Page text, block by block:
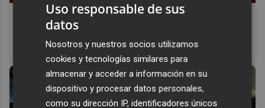
Corepunk MMORPG
Un verdadero MMORPG de la vieja escuela ¡Cómo los de
antes, pero mejor!
Uso responsable de sus
datos
Nosotros y nuestros socios utilizamos
cookies y tecnologías similares para
almacenar y acceder a información en su
dispositivo y procesar datos personales,
como su dirección IP, identificadores únicos